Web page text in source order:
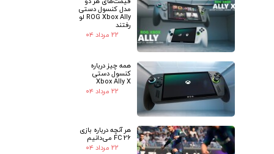
مدل کنسول دستی
ROG Xbox Ally لو
رفتند
۲۲ مرداد ۰۴
همه چیز درباره
کنسول دستی
Xbox Ally X
۲۲ مرداد ۰۴
هر آنچه درباره بازی
FC 26 می‌دانیم
۲۲ مرداد ۰۴